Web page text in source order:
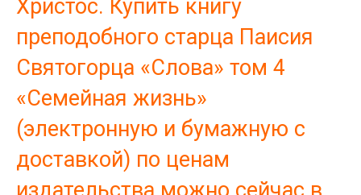
Христос. Купить книгу
преподобного старца Паисия
Святогорца «Слова» том 4
«Семейная жизнь»
(электронную и бумажную с
доставкой) по ценам